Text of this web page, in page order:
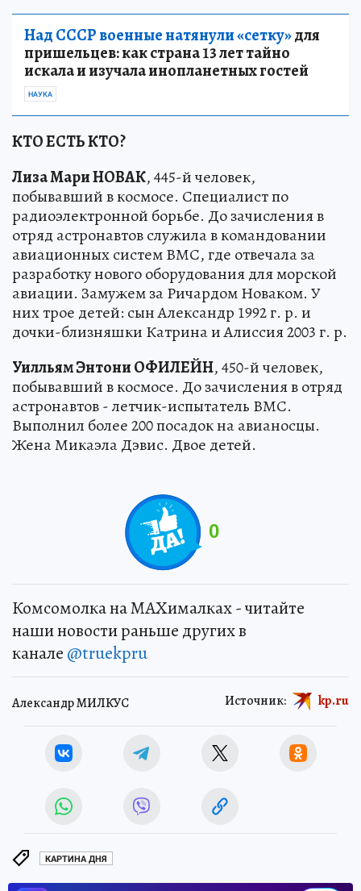
Над СССР военные натянули «сетку»для
пришельцев: как страна 13 лет тайно
искала и изучала инопланетных гостей
НАУКА
КТО ЕСТЬ КТО?
Лиза Мари НОВАК, 445-й человек,
побывавший в космосе. Специалист по
радиоэлектронной борьбе. До зачисления в
отряд астронавтов служила в командовании
авиационных систем ВМС, где отвечала за
разработку нового оборудования для морской
авиации. Замужем за Ричардом Новаком. У
них трое детей: сын Александр 1992 г. р. и
дочки-близняшки Катрина и Алиссия 2003 г. р.
Уилльям Энтони ОФИЛЕЙН, 450-й человек,
побывавший в космосе. До зачисления в отряд
астронавтов - летчик-испытатель ВМС.
Выполнил более 200 посадок на авианосцы.
Жена Микаэла Дэвис. Двое детей.
0
Комсомолка на MAXималках - читайте
наши новости раньше других в
канале @truekpru
Александр МИЛКУС Источник: kp.ru
КАРТИНА ДНЯ